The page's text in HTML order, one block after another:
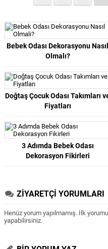
Bebek Odası Dekorasyonu Nasıl
Olmalı?
Doğtaş Çocuk Odası Takımları
Fiyatları
3 Adımda Bebek Odası
Dekorasyon Fikirleri
ZİYARETÇİ YORUMLARI
Henüz yorum yapılmamış. İlk
yapabilirsiniz.